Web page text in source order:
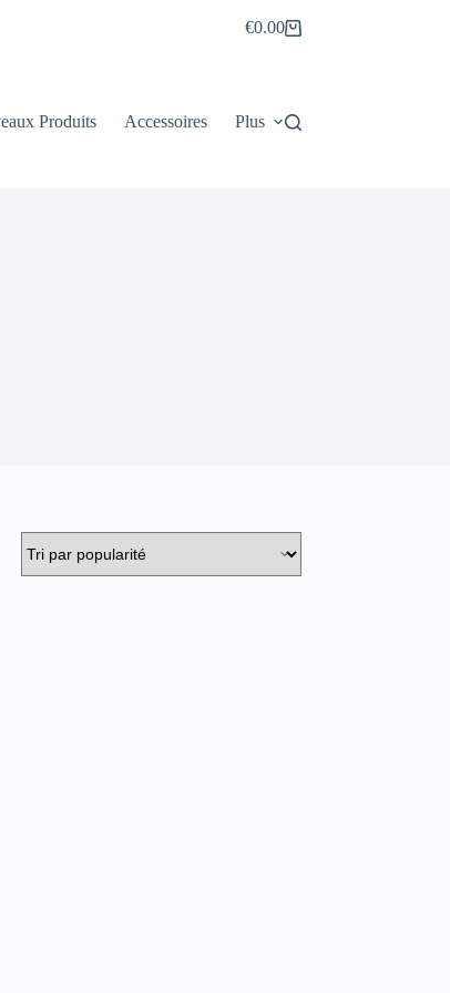
Panier
€0.00
Produits Accessoires Plus